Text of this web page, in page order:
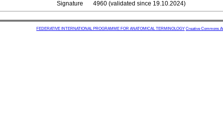
Signature
4960 (validated since 19.10.2024)
FEDERATIVE INTERNATIONAL PROGRAMME FOR ANATOMICAL TERMINOLOGY Creative Commons